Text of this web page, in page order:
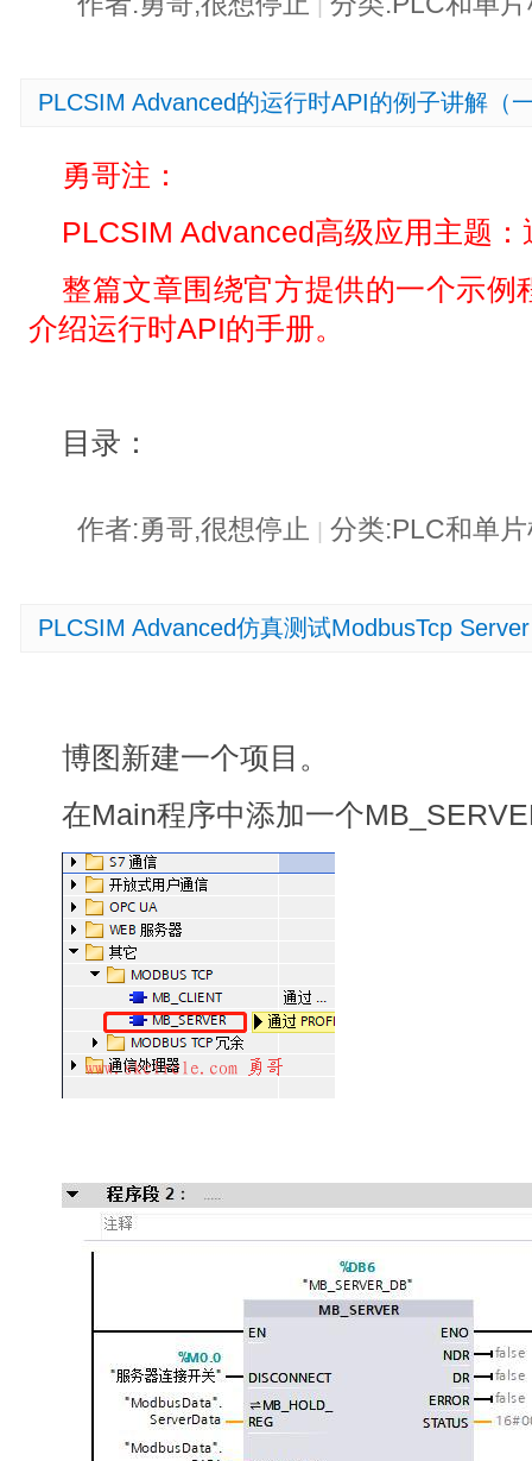
PLCSIM Advanced的运行时API的例子讲解（
勇哥注：
PLCSIM Advanced高级应用主题
整篇文章围绕官方提供的一个示例
介绍运行时API的手册。
目录：
作者:勇哥,很想停止 分类:PLC和单
PLCSIM Advanced仿真测试ModbusTcp Server
博图新建一个项目。
在Main程序中添加一个